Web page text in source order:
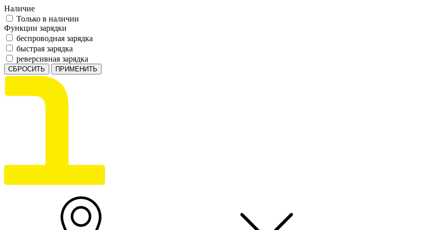
Наличие
Только в наличии
Функции зарядки
беспроводная зарядка
быстрая зарядка
реверсивная зарядка
СБРОСИТЬ ПРИМЕНИТЬ